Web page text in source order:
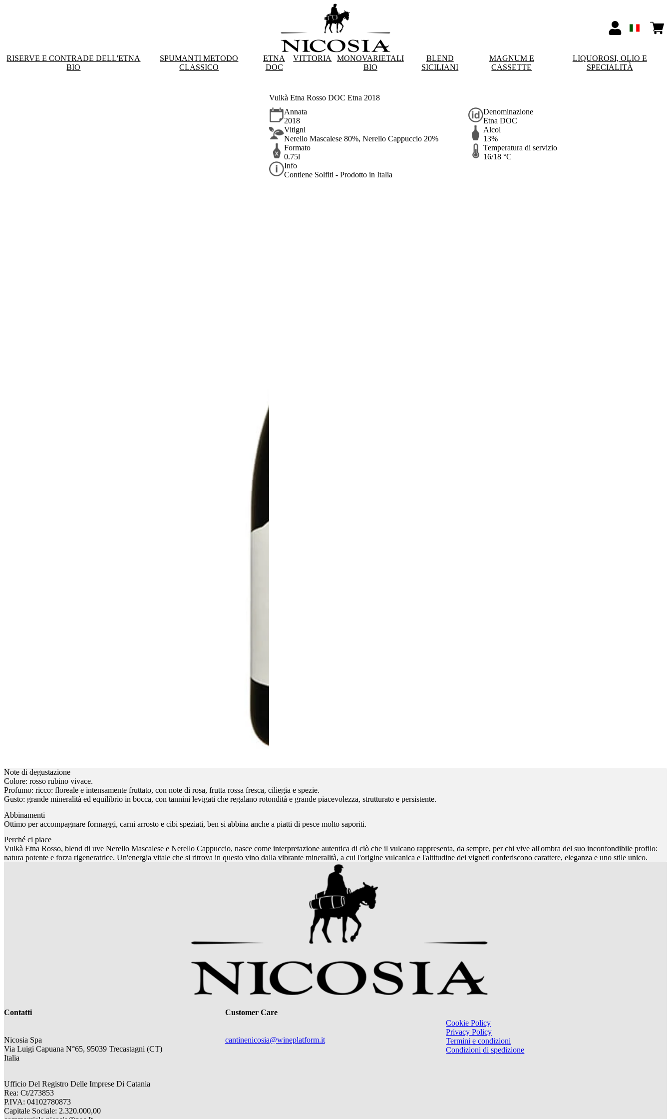
RISERVE E CONTRADE DELL'ETNA
BIO
SPUMANTI METODO
CLASSICO
ETNA
DOC
VITTORIA
MONOVARIETALI
BIO
BLEND
SICILIANI
MAGNUM E
CASSETTE
LIQUOROSI, OLIO E
SPECIALITÀ
Vulkà Etna Rosso DOC Etna 2018
Annata
2018
Denominazione
Etna DOC
Vitigni
Nerello Mascalese 80%, Nerello Cappuccio 20%
Alcol
13%
Formato
0.75l
Temperatura di servizio
16/18 °C
Info
Contiene Solfiti - Prodotto in Italia
Note di degustazione
Colore: rosso rubino vivace.
Profumo: ricco: floreale e intensamente fruttato, con note di rosa, frutta rossa fresca, ciliegia e spezie.
Gusto: grande mineralità ed equilibrio in bocca, con tannini levigati che regalano rotondità e grande piacevolezza, strutturato e persistente.
Abbinamenti
Ottimo per accompagnare formaggi, carni arrosto e cibi speziati, ben si abbina anche a piatti di pesce molto saporiti.
Perché ci piace
Vulkà Etna Rosso, blend di uve Nerello Mascalese e Nerello Cappuccio, nasce come interpretazione autentica di ciò che il vulcano rappresenta, da sempre, per chi vive all'ombra del suo inconfondibile profilo:
natura potente e forza rigeneratrice. Un'energia vitale che si ritrova in questo vino dalla vibrante mineralità, a cui l'origine vulcanica e l'altitudine dei vigneti conferiscono carattere, eleganza e uno stile unico.
Contatti
Nicosia Spa
Via Luigi Capuana N°65, 95039 Trecastagni (CT)
Italia
Ufficio Del Registro Delle Imprese Di Catania
Rea: Ct/273853
P.IVA: 04102780873
Capitale Sociale: 2.320.000,00
Customer Care
cantinenicosia@wineplatform.it
Cookie Policy
Privacy Policy
Termini e condizioni
Condizioni di spedizione